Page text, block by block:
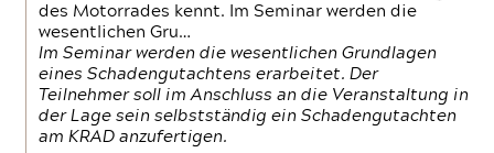
des Motorrades kennt. Im Seminar werden die
wesentlichen Gru…
Im Seminar werden die wesentlichen Grundlagen
eines Schadengutachtens erarbeitet. Der
Teilnehmer soll im Anschluss an die Veranstaltung in
der Lage sein selbstständig ein Schadengutachten
am KRAD anzufertigen.